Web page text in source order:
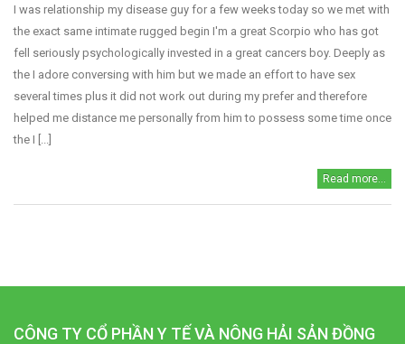
I was relationship my disease guy for a few weeks today so we met with
the exact same intimate rugged begin I'm a great Scorpio who has got
fell seriously psychologically invested in a great cancers boy. Deeply as
the I adore conversing with him but we made an effort to have sex
several times plus it did not work out during my prefer and therefore
helped me distance me personally from him to possess some time once
the I [...]
Read more...
CÔNG TY CỔ PHẦN Y TẾ VÀ NÔNG HẢI SẢN ĐỒNG